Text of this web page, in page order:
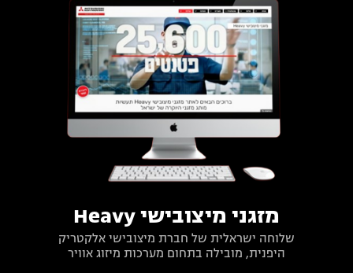
מזגני מיצובישי Heavy
שלוחה ישראלית של חברת מיצובישי אלקטריק
היפנית, מובילה בתחום מערכות מיזוג אוויר